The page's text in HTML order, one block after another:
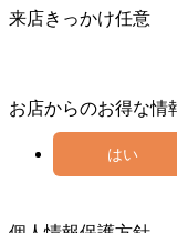
来店きっかけ任意
お店からのお得な情
はい